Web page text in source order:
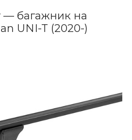
— багажник на
UNI-T (2020-)